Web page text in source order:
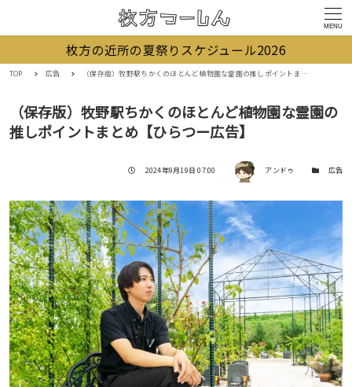
MENU
枚方の近所の夏祭りスケジュール2026
TOP 広告 （保存版）牧野駅ちかくのほとんど植物園な霊園の推しポイントまとめ【ひらつー広告】
（保存版）牧野駅ちかくのほとんど植物園な霊園の
推しポイントまとめ【ひらつー広告】
投稿日
2024年9月19日 07:00 著者 アンドゥ カテゴリー
広告